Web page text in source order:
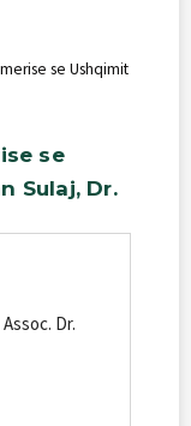
se Ushqimit
se
Sulaj, Dr.
Dr.